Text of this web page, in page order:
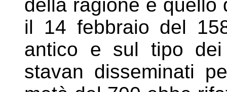
della ragione e quello
il 14 febbraio del
antico e sul tipo
stavan disseminati